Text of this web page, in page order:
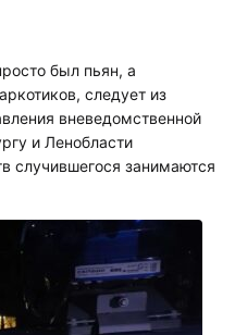
был пьян, а
следует из
вневедомственной
и Ленобласти
случившегося занимаются